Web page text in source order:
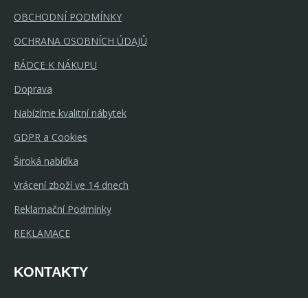
OBCHODNÍ PODMÍNKY
OCHRANA OSOBNÍCH ÚDAJŮ
RÁDCE K NÁKUPU
Doprava
Nabízíme kvalitní nábytek
GDPR a Cookies
Široká nabídka
Vrácení zboží ve 14 dnech
Reklamační Podmínky
REKLAMACE
KONTAKTY